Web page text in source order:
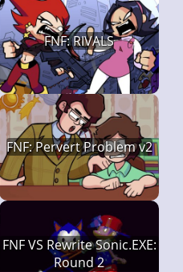
FNF: RIVALS
FNF: Pervert Problem v2
FNF VS Rewrite Sonic.EXE:
Round 2